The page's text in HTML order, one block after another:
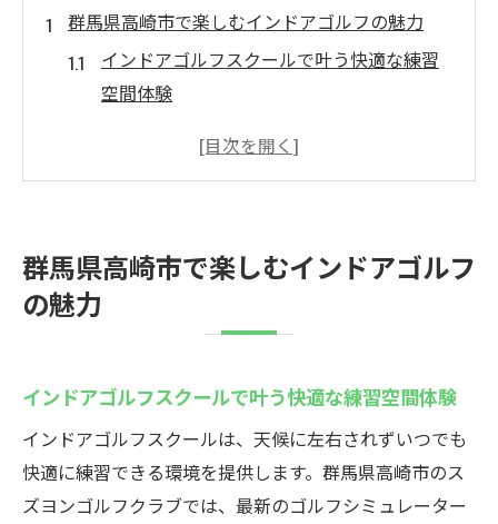
群馬県高崎市で楽しむインドアゴルフの魅力
インドアゴルフスクールで叶う快適な練習
空間体験
高崎のインドアゴルフが人気な理由とその
趣味と健康維持に最適なインドアゴルフ活
天候を気にせず楽しめる高崎の屋内施設
インドアゴルフスクール選びで注目したい
ポイント
スズヨンゴルフクラブの最新設備を徹底紹介
インドアゴルフスクール最新シミュレータ
群馬県高崎市で楽しむインドアゴルフ
の魅力
インドアゴルフスクールで叶う快適な練習空間体験
インドアゴルフスクールは、天候に左右されずいつでも
快適に練習できる環境を提供します。群馬県高崎市のス
ズヨンゴルフクラブでは、最新のゴルフシミュレーター